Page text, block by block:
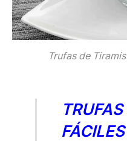
Trufas de